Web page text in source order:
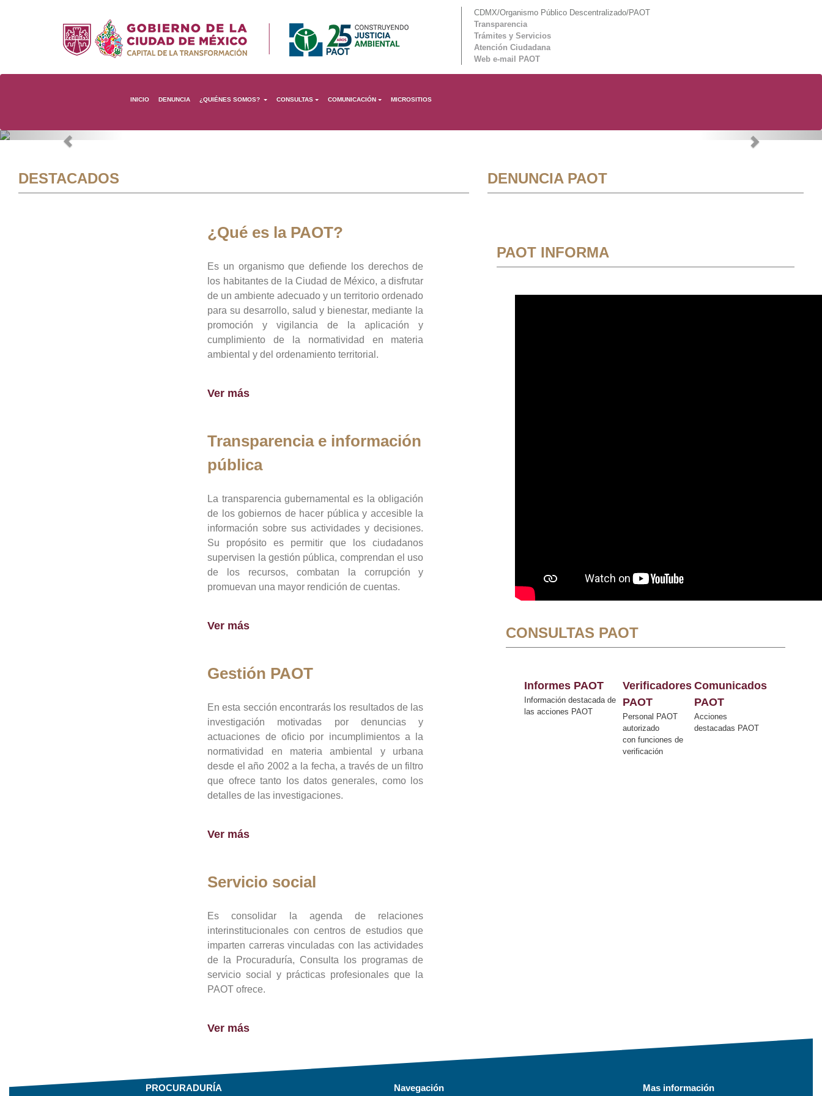
CDMX/Organismo Público Descentralizado/PAOT
Transparencia
Trámites y Servicios
Atención Ciudadana
Web e-mail PAOT
INICIO DENUNCIA ¿QUIÉNES SOMOS? CONSULTAS COMUNICACIÓN MICROSITIOS
Previous Next
DESTACADOS
¿Qué es la PAOT?
Es un organismo que defiende los derechos de
los habitantes de la Ciudad de México, a disfrutar
de un ambiente adecuado y un territorio ordenado
para su desarrollo, salud y bienestar, mediante la
promoción y vigilancia de la aplicación y
cumplimiento de la normatividad en materia
ambiental y del ordenamiento territorial.
Ver más
Transparencia e información
pública
La transparencia gubernamental es la obligación
de los gobiernos de hacer pública y accesible la
información sobre sus actividades y decisiones.
Su propósito es permitir que los ciudadanos
supervisen la gestión pública, comprendan el uso
de los recursos, combatan la corrupción y
promuevan una mayor rendición de cuentas.
Ver más
Gestión PAOT
En esta sección encontrarás los resultados de las
investigación motivadas por denuncias y
actuaciones de oficio por incumplimientos a la
normatividad en materia ambiental y urbana
desde el año 2002 a la fecha, a través de un filtro
que ofrece tanto los datos generales, como los
detalles de las investigaciones.
Ver más
Servicio social
Es consolidar la agenda de relaciones
interinstitucionales con centros de estudios que
imparten carreras vinculadas con las actividades
de la Procuraduría, Consulta los programas de
servicio social y prácticas profesionales que la
PAOT ofrece.
Ver más
DENUNCIA PAOT
PAOT INFORMA
CONSULTAS PAOT
Informes PAOT
Información destacada de
las acciones PAOT
Verificadores
PAOT
Personal PAOT
autorizado
con funciones de
verificación
Comunicados
PAOT
Acciones
destacadas PAOT
PROCURADURÍA Navegación Mas información